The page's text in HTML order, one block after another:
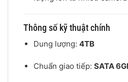
Thông số kỹ thuật chính
Dung lượng: 4TB
Chuẩn giao tiếp: SATA